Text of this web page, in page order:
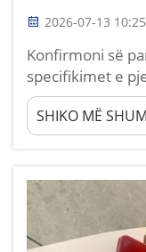
2026-07-13
Konfirmoni së
specifikimet e
për zgjedhjen e
për mbulimin
dhënave të
anashkalojnë
papërshtatshme...
SHIKO MË